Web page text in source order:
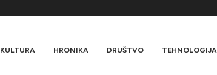
KULTURA HRONIKA DRUŠTVO TEHNOLOGIJA